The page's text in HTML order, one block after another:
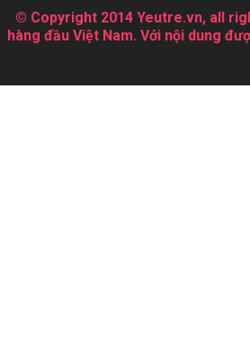
© Copyright 2014 Yeutre.vn, all
hàng đầu Việt Nam. Với nội dung